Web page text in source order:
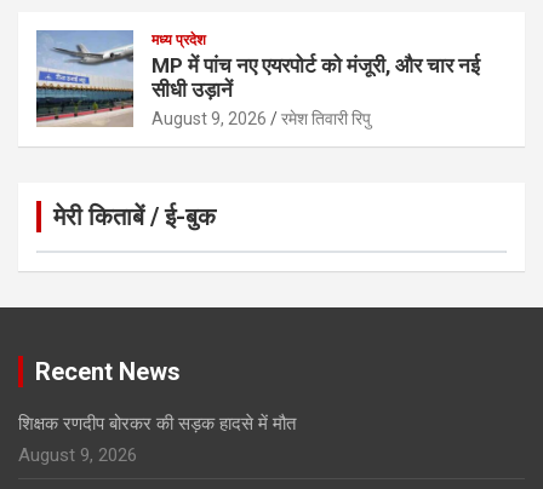
मध्य प्रदेश
MP में पांच नए एयरपोर्ट को मंजूरी, और चार नई
सीधी उड़ानें
August 9, 2026 रमेश तिवारी रिपु
मेरी किताबें / ई-बुक
Click to Open Page
Recent News
शिक्षक रणदीप बोरकर की सड़क हादसे में मौत
August 9, 2026